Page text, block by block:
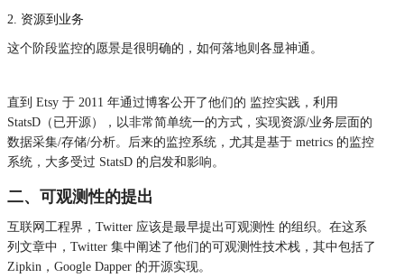
资源到业务
这个阶段监控的愿景是很明确的，如何落地则各显神通。
直到 Etsy 于 2011 年通过博客公开了他们的 监控实践，利用
StatsD（已开源），以非常简单统一的方式，实现资源/业务层面的
数据采集/存储/分析。后来的监控系统，尤其是基于 metrics 的监控
系统，大多受过 StatsD 的启发和影响。
二、可观测性的提出
互联网工程界，Twitter 应该是最早提出可观测性 的组织。在这系
列文章中，Twitter 集中阐述了他们的可观测性技术栈，其中包括了
Zipkin，Google Dapper 的开源实现。